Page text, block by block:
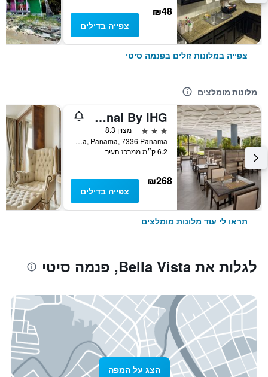
₪48
צפייה בדילים
צפייה במלונות זולים בפנמה סיטי
מלונות מומלצים
Holiday Inn Panama Canal By IHG
3 כוכבים
מצוין 8.3
Ave. Omar Torrijos Herrera, Panama, 7336 Panama, פנמה סיטי, פנמה
6.2 ק״מ ממרכז העיר
₪268
צפייה בדילים
תראו לי עוד מלונות מומלצים
לגלות את Bella Vista, פנמה סיטי
הצג על המפה